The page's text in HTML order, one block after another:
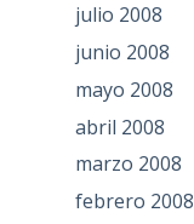
julio 2008
junio 2008
mayo 2008
abril 2008
marzo 2008
febrero 2008